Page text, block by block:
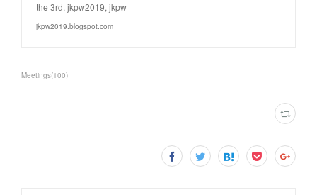
the 3rd, jkpw2019, jkpw
jkpw2019.blogspot.com
Meetings(100)